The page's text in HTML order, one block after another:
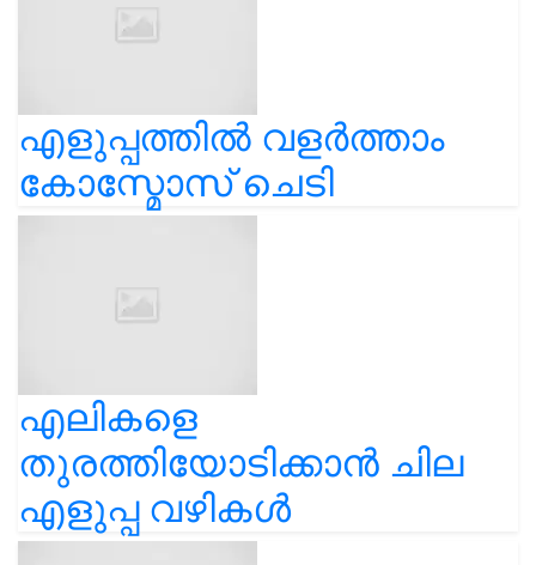
എളുപ്പത്തിൽ വളർത്താം
കോസ്മോസ് ചെടി
എലികളെ
തുരത്തിയോടിക്കാൻ ചില
എളുപ്പ വഴികൾ